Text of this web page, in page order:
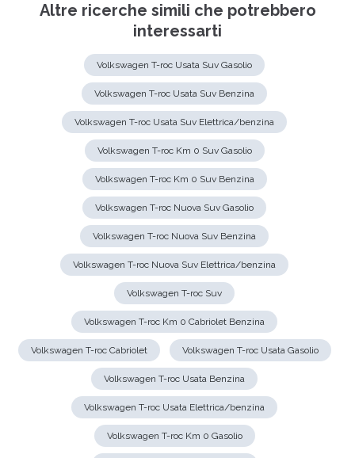
Altre ricerche simili che potrebbero
interessarti
Volkswagen T-roc Usata Suv Gasolio
Volkswagen T-roc Usata Suv Benzina
Volkswagen T-roc Usata Suv Elettrica/benzina
Volkswagen T-roc Km 0 Suv Gasolio
Volkswagen T-roc Km 0 Suv Benzina
Volkswagen T-roc Nuova Suv Gasolio
Volkswagen T-roc Nuova Suv Benzina
Volkswagen T-roc Nuova Suv Elettrica/benzina
Volkswagen T-roc Suv
Volkswagen T-roc Km 0 Cabriolet Benzina
Volkswagen T-roc Cabriolet Volkswagen T-roc Usata Gasolio
Volkswagen T-roc Usata Benzina
Volkswagen T-roc Usata Elettrica/benzina
Volkswagen T-roc Km 0 Gasolio